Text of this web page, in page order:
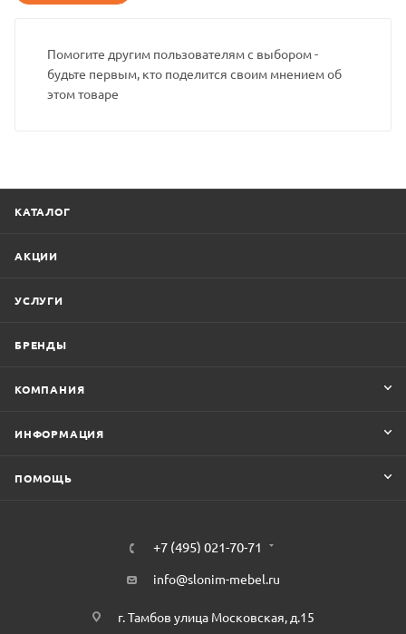
Помогите другим пользователям с выбором -
будьте первым, кто поделится своим мнением об
этом товаре
КАТАЛОГ
АКЦИИ
УСЛУГИ
БРЕНДЫ
КОМПАНИЯ
ИНФОРМАЦИЯ
ПОМОЩЬ
+7 (495) 021-70-71
info@slonim-mebel.ru
г. Тамбов улица Московская, д.15